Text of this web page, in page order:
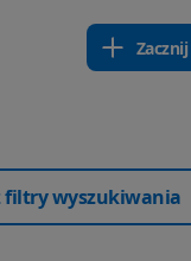
filtry wyszukiwania